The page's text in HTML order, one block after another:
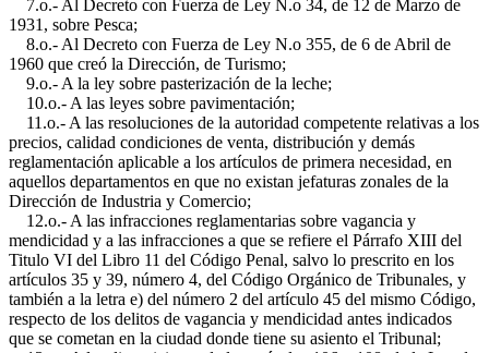
7.o.- Al Decreto con Fuerza de Ley N.o 34, de 12 de Marzo de
1931, sobre Pesca;
8.o.- Al Decreto con Fuerza de Ley N.o 355, de 6 de Abril de
1960 que creó la Dirección, de Turismo;
9.o.- A la ley sobre pasterización de la leche;
10.o.- A las leyes sobre pavimentación;
11.o.- A las resoluciones de la autoridad competente relativas a los
precios, calidad condiciones de venta, distribución y demás
reglamentación aplicable a los artículos de primera necesidad, en
aquellos departamentos en que no existan jefaturas zonales de la
Dirección de Industria y Comercio;
12.o.- A las infracciones reglamentarias sobre vagancia y
mendicidad y a las infracciones a que se refiere el Párrafo XIII del
Titulo VI del Libro 11 del Código Penal, salvo lo prescrito en los
artículos 35 y 39, número 4, del Código Orgánico de Tribunales, y
también a la letra e) del número 2 del artículo 45 del mismo Código,
respecto de los delitos de vagancia y mendicidad antes indicados
que se cometan en la ciudad donde tiene su asiento el Tribunal;